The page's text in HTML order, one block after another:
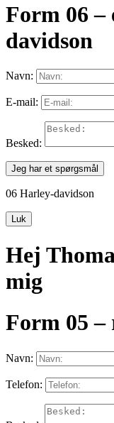
Form 06 –
davidson
Navn:
E-mail:
Besked:
Jeg har et spørgsmål
06 Harley-davidson
Luk
Hej
mig
Form 05 –
Navn:
Telefon: